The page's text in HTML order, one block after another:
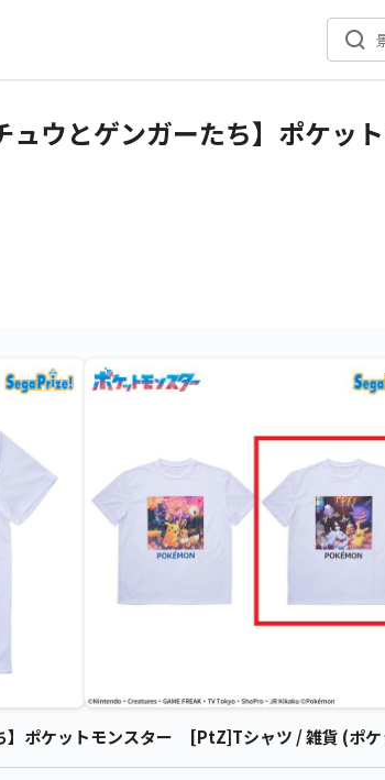
ュウとゲンガーたち】ポケッ
】ポケットモンスター [PtZ]Tシャツ / 雑貨 (ポ